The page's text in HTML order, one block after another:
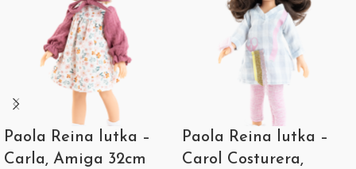
Paola Reina lutka –
Carla, Amiga 32cm
Paola Reina lutka –
Carol Costurera,